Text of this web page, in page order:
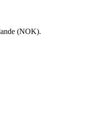
(NOK).